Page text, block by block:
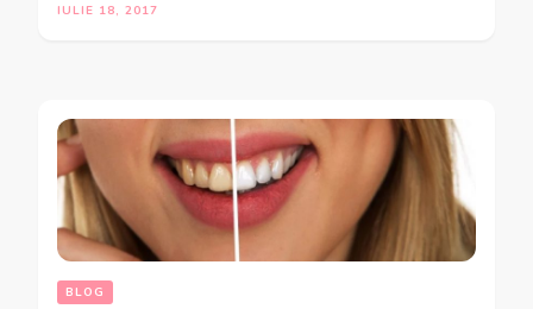
IULIE 18, 2017
BLOG